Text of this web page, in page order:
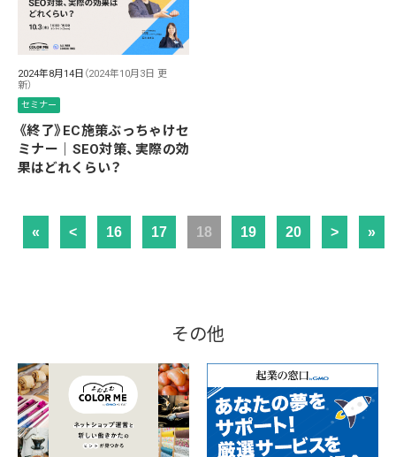
2024年8月14日 （2024年10月3日 更
新）
セミナー
《終了》EC施策ぶっちゃけセ
ミナー｜SEO対策、実際の効
果はどれくらい？
« < 16 17 18 19 20 > »
その他